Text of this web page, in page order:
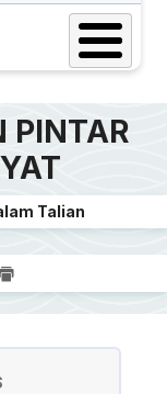
PINTAR
Talian